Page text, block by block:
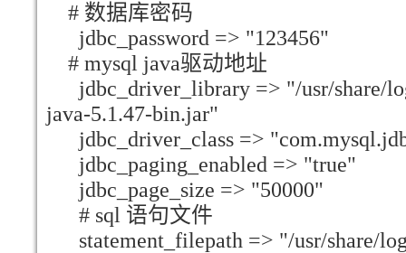
# 数据库密码
jdbc_password => "123456"
# mysql java驱动地址
jdbc_driver_library => "/usr/share/
java-5.1.47-bin.jar"
jdbc_driver_class =>
jdbc_paging_enabled => "true"
jdbc_page_size => "50000"
# sql 语句文件
statement_filepath => "/usr/share/